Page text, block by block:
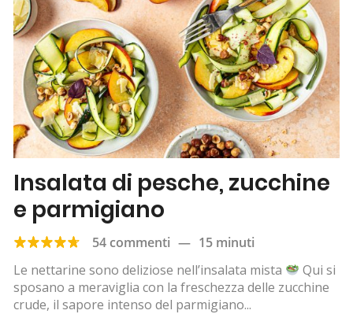
Insalata di pesche, zucchine
e parmigiano
54 commenti — 15 minuti
Le nettarine sono deliziose nell’insalata mista
Qui si
sposano a meraviglia con la freschezza delle zucchine
crude, il sapore intenso del parmigiano...